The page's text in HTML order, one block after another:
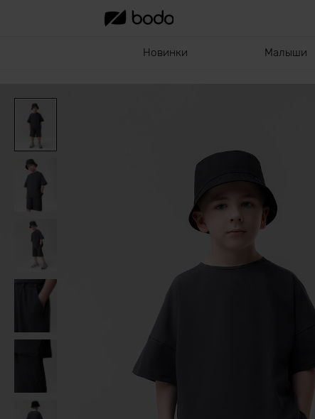
Новинки Малыши